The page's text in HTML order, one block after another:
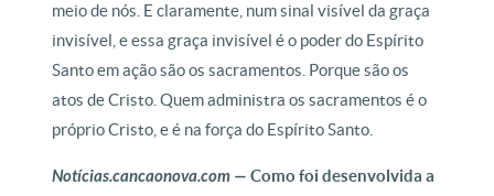
meio de nós. E claramente, num sinal visível da graça
invisível, e essa graça invisível é o poder do Espírito
Santo em ação são os sacramentos. Porque são os
atos de Cristo. Quem administra os sacramentos é o
próprio Cristo, e é na força do Espírito Santo.
Notícias.cancaonova.com — Como foi desenvolvida a